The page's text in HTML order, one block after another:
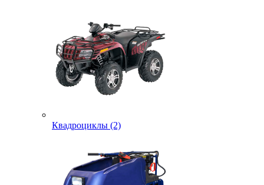
Квадроциклы (2)